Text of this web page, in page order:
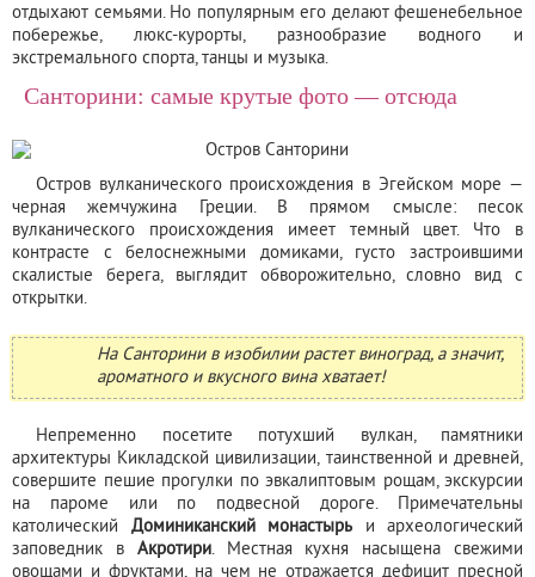
отдыхают семьями. Но популярным его делают фешенебельное
побережье, люкс-курорты, разнообразие водного и
экстремального спорта, танцы и музыка.
Санторини: самые крутые фото — отсюда
Остров вулканического происхождения в Эгейском море —
черная жемчужина Греции. В прямом смысле: песок
вулканического происхождения имеет темный цвет. Что в
контрасте с белоснежными домиками, густо застроившими
скалистые берега, выглядит обворожительно, словно вид с
открытки.
На Санторини в изобилии растет виноград, а значит,
ароматного и вкусного вина хватает!
Непременно посетите потухший вулкан, памятники
архитектуры Кикладской цивилизации, таинственной и древней,
совершите пешие прогулки по эвкалиптовым рощам, экскурсии
на пароме или по подвесной дороге. Примечательны
католический Доминиканский монастырь и археологический
заповедник в Акротири. Местная кухня насыщена свежими